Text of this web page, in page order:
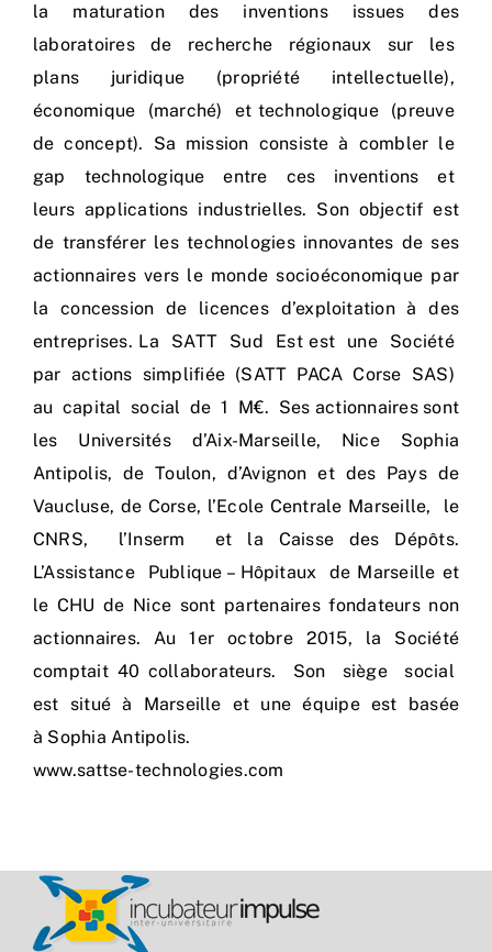
la maturation des inventions issues des
laboratoires de recherche régionaux sur les
plans juridique (propriété intellectuelle),
économique (marché) et technologique (preuve
de concept). Sa mission consiste à combler le
gap technologique entre ces inventions et
leurs applications industrielles. Son objectif est
de transférer les technologies innovantes de ses
actionnaires vers le monde socioéconomique par
la concession de licences d’exploitation à des
entreprises. La SATT Sud Est est une Société
par actions simplifiée (SATT PACA Corse SAS)
au capital social de 1 M€. Ses actionnaires sont
les Universités d’Aix-Marseille, Nice Sophia
Antipolis, de Toulon, d’Avignon et des Pays de
Vaucluse, de Corse, l’Ecole Centrale Marseille, le
CNRS, l’Inserm et la Caisse des Dépôts.
L’Assistance Publique – Hôpitaux de Marseille et
le CHU de Nice sont partenaires fondateurs non
actionnaires. Au 1er octobre 2015, la Société
comptait 40 collaborateurs. Son siège social
est situé à Marseille et une équipe est basée
à Sophia Antipolis.
www.sattse-technologies.com